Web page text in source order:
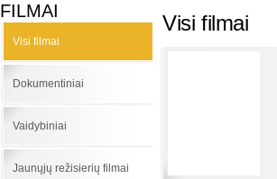
FILMAI
Visi filmai
Dokumentiniai
Vaidybiniai
Jaunųjų režisierių filmai
Visi filmai